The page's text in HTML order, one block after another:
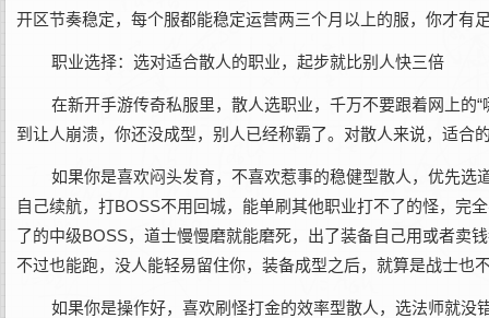
开区节奏稳定，每个服都能稳定运营两三个月以上的服，你才有
职业选择：选对适合散人的职业，起步就比别人快三倍
在新开手游传奇私服里，散人选职业，千万不要跟着网上的
到让人崩溃，你还没成型，别人已经称霸了。对散人来说，适合
如果你是喜欢闷头发育，不喜欢惹事的稳健型散人，优先
自己续航，打BOSS不用回城，能单刷其他职业打不了的怪，完
了的中级BOSS，道士慢慢磨就能磨死，出了装备自己用或者卖
不过也能跑，没人能轻易留住你，装备成型之后，就算是战士也
如果你是操作好，喜欢刷怪打金的效率型散人，选法师就